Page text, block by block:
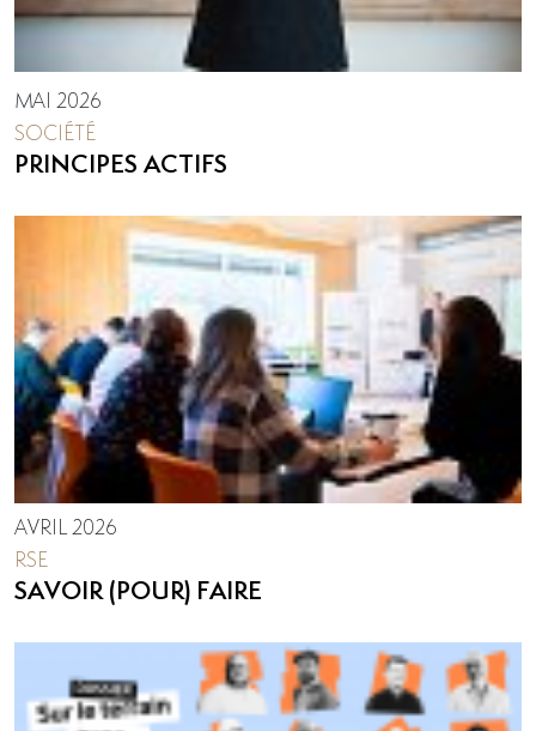
MAI 2026
SOCIÉTÉ
PRINCIPES ACTIFS
AVRIL 2026
RSE
SAVOIR (POUR) FAIRE